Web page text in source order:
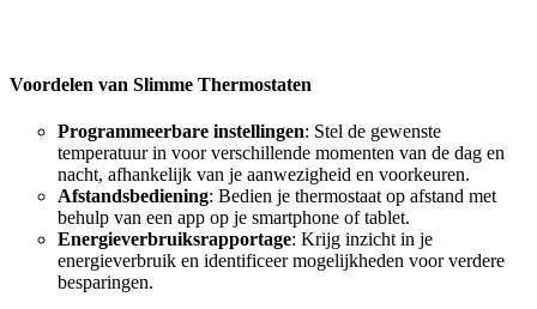
Voordelen van Slimme Thermostaten
Programmeerbare instellingen: Stel de gewenste
temperatuur in voor verschillende momenten van de dag en
nacht, afhankelijk van je aanwezigheid en voorkeuren.
Afstandsbediening: Bedien je thermostaat op afstand met
behulp van een app op je smartphone of tablet.
Energieverbruiksrapportage: Krijg inzicht in je
energieverbruik en identificeer mogelijkheden voor verdere
besparingen.